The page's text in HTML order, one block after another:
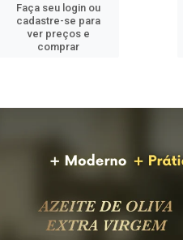
Faça seu login ou
cadastre-se para
ver preços e
comprar